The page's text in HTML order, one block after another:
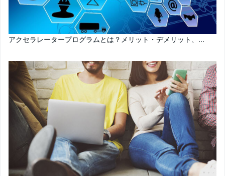
アクセラレータープログラムとは？メリット・デメリット、...